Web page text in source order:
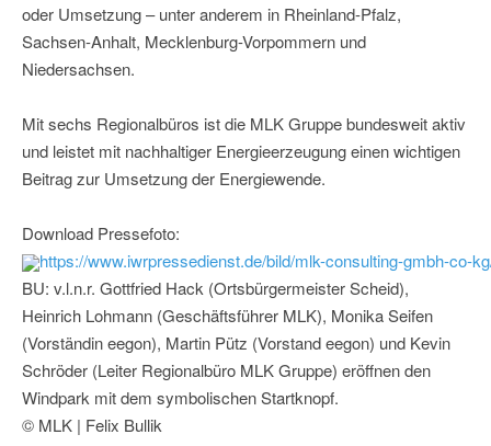
oder Umsetzung – unter anderem in Rheinland-Pfalz,
Sachsen-Anhalt, Mecklenburg-Vorpommern und
Niedersachsen.
Mit sechs Regionalbüros ist die MLK Gruppe bundesweit aktiv
und leistet mit nachhaltiger Energieerzeugung einen wichtigen
Beitrag zur Umsetzung der Energiewende.
Download Pressefoto:
https://www.iwrpressedienst.de/bild/mlk-consulting-gmbh-co-
BU: v.l.n.r. Gottfried Hack (Ortsbürgermeister Scheid),
Heinrich Lohmann (Geschäftsführer MLK), Monika Seifen
(Vorständin eegon), Martin Pütz (Vorstand eegon) und Kevin
Schröder (Leiter Regionalbüro MLK Gruppe) eröffnen den
Windpark mit dem symbolischen Startknopf.
© MLK | Felix Bullik